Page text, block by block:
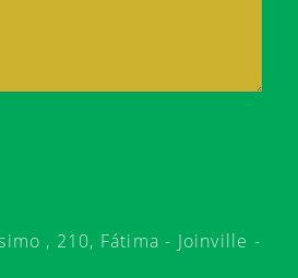
, 210, Fátima - Joinville -